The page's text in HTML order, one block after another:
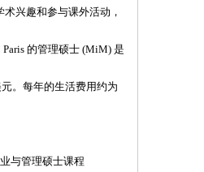
兴趣和参与课外活动，
的管理硕士 (MiM) 是
。每年的生活费用约为
与管理硕士课程